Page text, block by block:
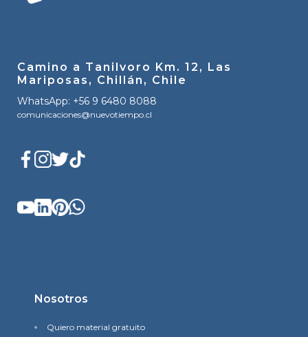
Camino a Tanilvoro Km. 12, Las
Mariposas, Chillán, Chile
WhatsApp: +56 9 6480 8088
comunicaciones@nuevotiempo.cl
Nosotros
Quiero material gratuito